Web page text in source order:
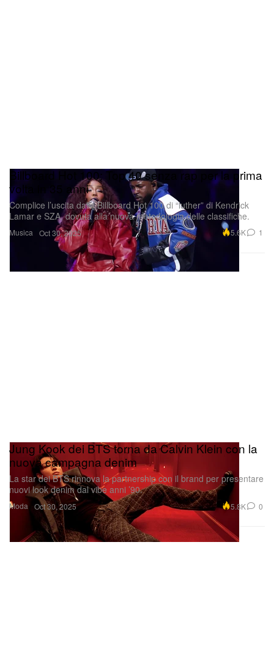
Musica
Billboard Hot 100: Top 40 senza rap per la prima
volta in 35 anni
Complice l’uscita dalla Billboard Hot 100 di “luther” di Kendrick
Lamar e SZA, dovuta alla nuova metodologia delle classifiche.
Oct 30, 2025 5.6K 1
Moda
Jung Kook dei BTS torna da Calvin Klein con la
nuova campagna denim
La star dei BTS rinnova la partnership con il brand per presentare
nuovi look denim dal vibe anni ’90.
Oct 30, 2025 5.8K 0